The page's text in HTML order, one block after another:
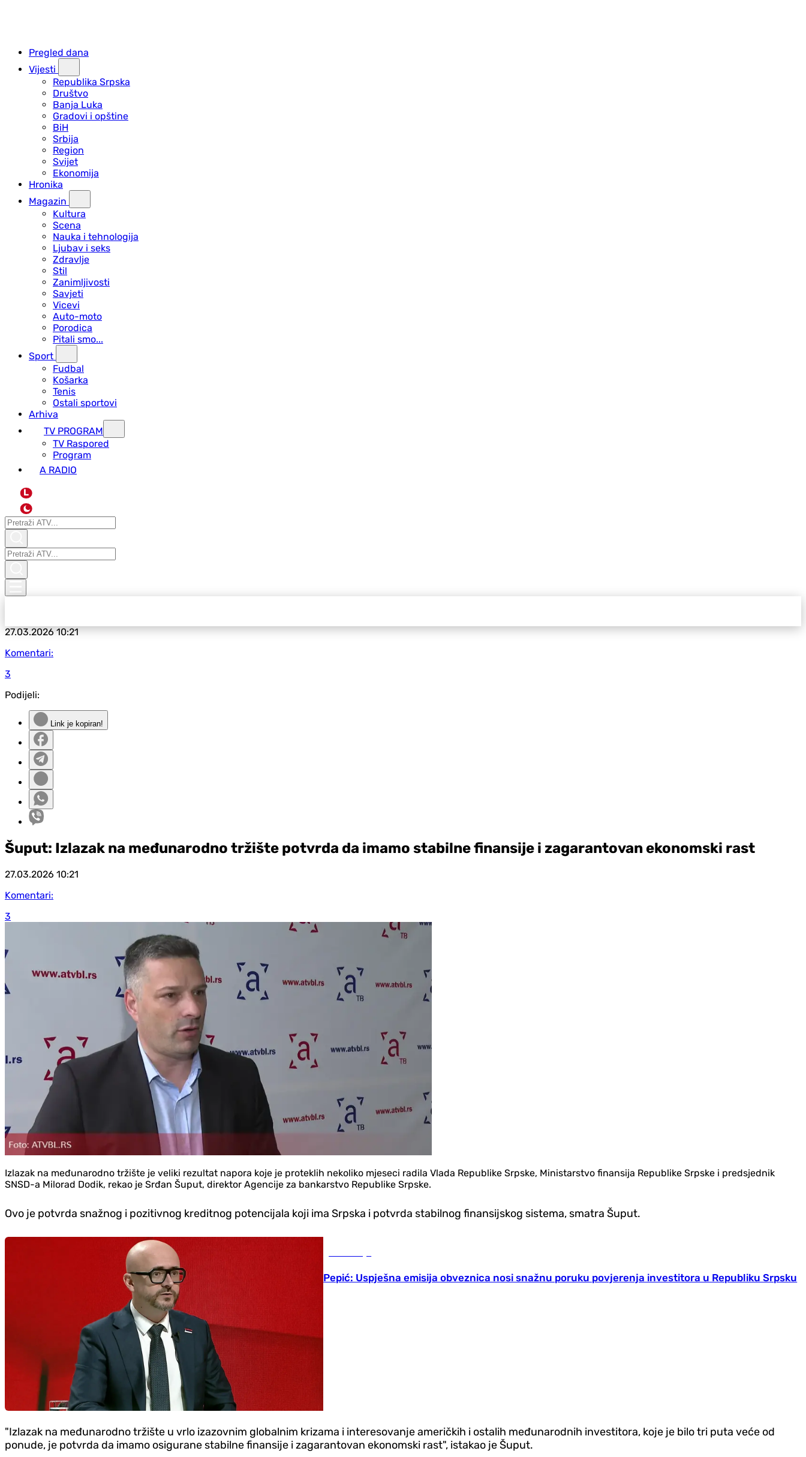
Pregled dana
Vijesti
Republika Srpska
Društvo
Banja Luka
Gradovi i opštine
BiH
Srbija
Region
Svijet
Ekonomija
Hronika
Magazin
Kultura
Scena
Nauka i tehnologija
Ljubav i seks
Zdravlje
Stil
Zanimljivosti
Savjeti
Vicevi
Auto-moto
Porodica
Pitali smo...
Sport
Fudbal
Košarka
Tenis
Ostali sportovi
Arhiva
TV PROGRAM
ТV Raspored
Program
A RADIO
L
27.03.202610:21
Komentari:
3
Podijeli:
Link je kopiran!
Šuput: Izlazak na međunarodno tržište potvrda da imamo stabilne finansije i zagarantovan ekonomski rast
27.03.2026 10:21
Komentari:
3
Izlazak na međunarodno tržište je veliki rezultat napora koje je proteklih nekoliko mjeseci radila Vlada Republike Srpske, Ministarstvo finansija Republike Srpske i predsjednik
SNSD-a Milorad Dodik, rekao je Srđan Šuput, direktor Agencije za bankarstvo Republike Srpske.
Ovo je potvrda snažnog i pozitivnog kreditnog potencijala koji ima Srpska i potvrda stabilnog finansijskog sistema, smatra Šuput.
Pepić: Uspješna emisija obveznica nosi snažnu poruku povjerenja investitora u Republiku Srpsku
"Izlazak na međunarodno tržište u vrlo izazovnim globalnim krizama i interesovanje američkih i ostalih međunarodnih investitora, koje je bilo tri puta veće od
ponude, je potvrda da imamo osigurane stabilne finansije i zagarantovan ekonomski rast", istakao je Šuput.